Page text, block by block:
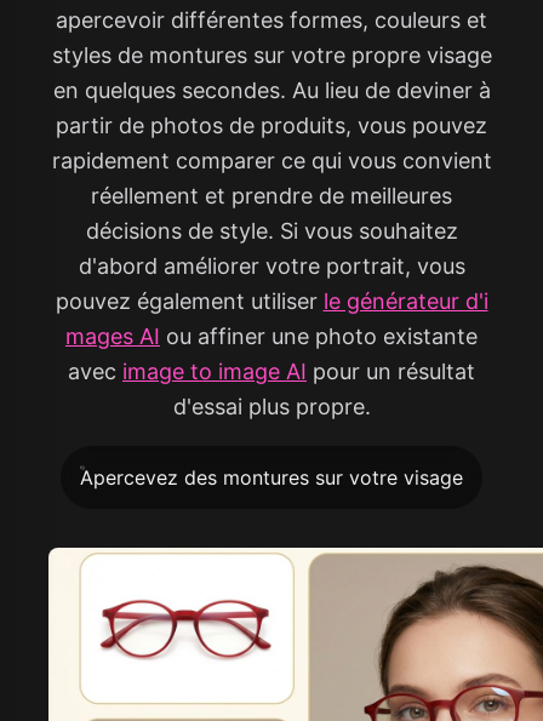
apercevoir différentes formes, couleurs et
styles de montures sur votre propre visage
en quelques secondes. Au lieu de deviner à
partir de photos de produits, vous pouvez
rapidement comparer ce qui vous convient
réellement et prendre de meilleures
décisions de style. Si vous souhaitez
d'abord améliorer votre portrait, vous
pouvez également utiliser le générateur d'i
mages AI ou affiner une photo existante
avec image to image AI pour un résultat
d'essai plus propre.
Apercevez des montures sur votre visage